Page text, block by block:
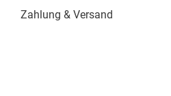
Fachdisziplin
Zahlung & Versand